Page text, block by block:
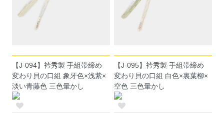
【J-094】衿秀製 手組帯締め
変わり貝の口組 象牙色×浅紫×
淡い青藤色 三色暈かし
【J-095】衿秀製 手組帯締め
変わり貝の口組 白色×裏葉柳×
空色 三色暈かし